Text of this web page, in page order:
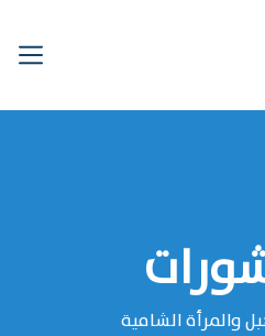
والمرأة الشامية